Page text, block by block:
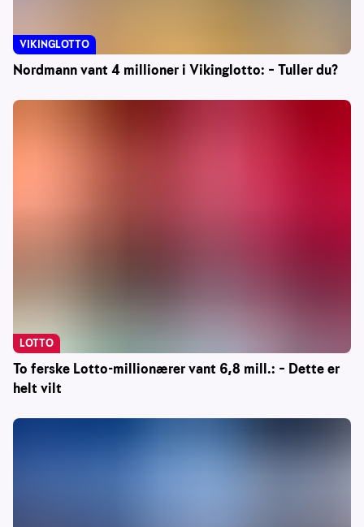
Nordmann vant 4 millioner i Vikinglotto: – Tuller du?
VIKINGLOTTO
To ferske Lotto-millionærer vant 6,8 mill.: – Dette er
helt vilt
LOTTO